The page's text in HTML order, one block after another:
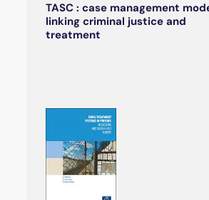
TASC : case management
linking criminal justice and
treatment